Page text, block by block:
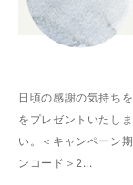
日頃の感謝の気持ち
をプレゼントいたし
い。＜キャンペーン
ンコード＞2...